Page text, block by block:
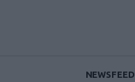
NEWSFEED